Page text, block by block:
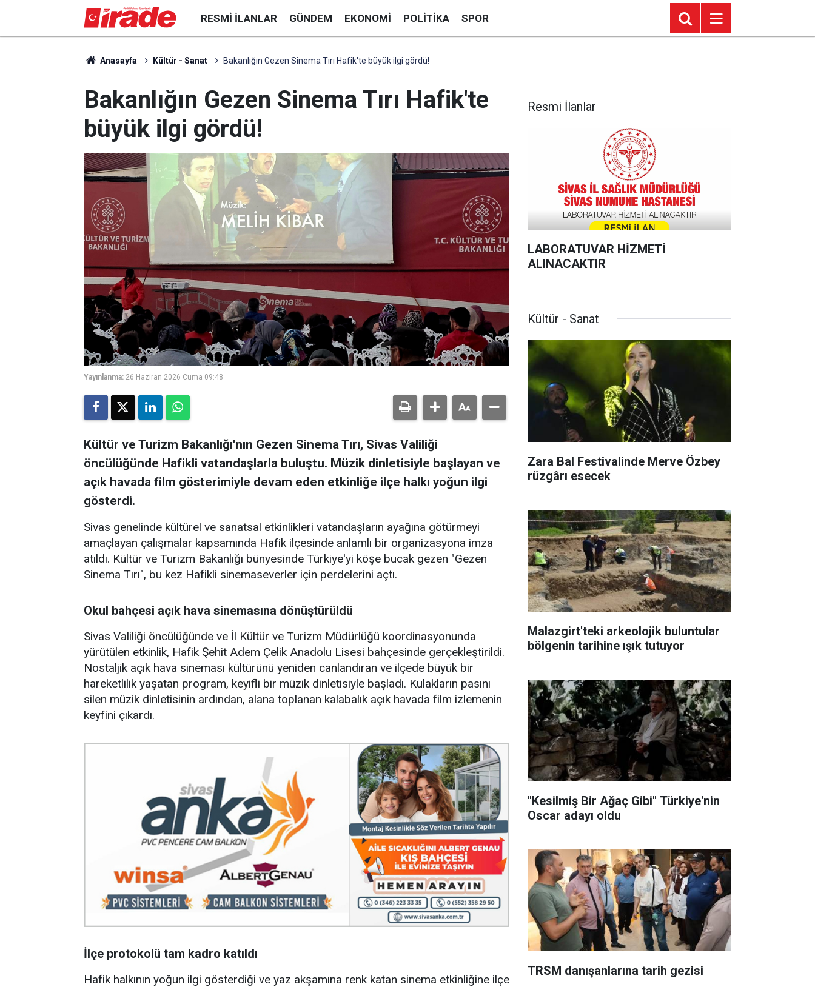
RESMI İLANLAR GÜNDEM EKONOMI POLITIKA SPOR
Anasayfa Kültür - Sanat Bakanlığın Gezen Sinema Tırı Hafik'te büyük ilgi gördü!
Bakanlığın Gezen Sinema Tırı Hafik'te
büyük ilgi gördü!
Yayınlanma: 26 Haziran 2026 Cuma 09:48
Kültür ve Turizm Bakanlığı'nın Gezen Sinema Tırı, Sivas Valiliği
öncülüğünde Hafikli vatandaşlarla buluştu. Müzik dinletisiyle başlayan ve
açık havada film gösterimiyle devam eden etkinliğe ilçe halkı yoğun ilgi
gösterdi.
Sivas genelinde kültürel ve sanatsal etkinlikleri vatandaşların ayağına götürmeyi
amaçlayan çalışmalar kapsamında Hafik ilçesinde anlamlı bir organizasyona imza
atıldı. Kültür ve Turizm Bakanlığı bünyesinde Türkiye'yi köşe bucak gezen "Gezen
Sinema Tırı", bu kez Hafikli sinemaseverler için perdelerini açtı.
Okul bahçesi açık hava sinemasına dönüştürüldü
Sivas Valiliği öncülüğünde ve İl Kültür ve Turizm Müdürlüğü koordinasyonunda
yürütülen etkinlik, Hafik Şehit Adem Çelik Anadolu Lisesi bahçesinde gerçekleştirildi.
Nostaljik açık hava sineması kültürünü yeniden canlandıran ve ilçede büyük bir
hareketlilik yaşatan program, keyifli bir müzik dinletisiyle başladı. Kulakların pasını
silen müzik dinletisinin ardından, alana toplanan kalabalık açık havada film izlemenin
keyfini çıkardı.
İlçe protokolü tam kadro katıldı
Hafik halkının yoğun ilgi gösterdiği ve yaz akşamına renk katan sinema etkinliğine ilçe
Resmi İlanlar
LABORATUVAR HİZMETİ
ALINACAKTIR
Kültür - Sanat
Zara Bal Festivalinde Merve Özbey
rüzgârı esecek
Malazgirt'teki arkeolojik buluntular
bölgenin tarihine ışık tutuyor
"Kesilmiş Bir Ağaç Gibi" Türkiye'nin
Oscar adayı oldu
TRSM danışanlarına tarih gezisi